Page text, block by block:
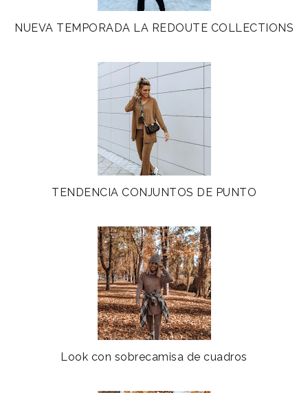
NUEVA TEMPORADA LA REDOUTE COLLECTIONS
TENDENCIA CONJUNTOS DE PUNTO
Look con sobrecamisa de cuadros